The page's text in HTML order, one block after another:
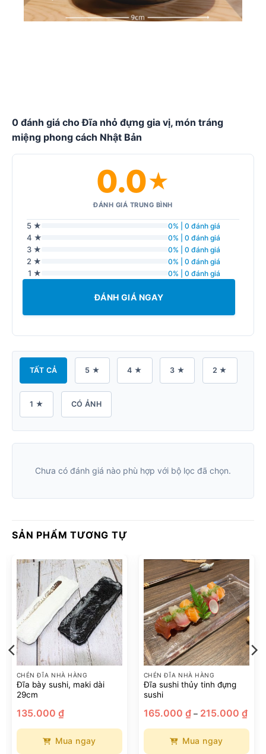
0 đánh giá cho Đĩa nhỏ đựng gia vị, món tráng
miệng phong cách Nhật Bản
0.0★
ĐÁNH GIÁ TRUNG BÌNH
5 ★ 0% | 0 đánh giá
4 ★ 0% | 0 đánh giá
3 ★ 0% | 0 đánh giá
2 ★ 0% | 0 đánh giá
1 ★ 0% | 0 đánh giá
ĐÁNH GIÁ NGAY
TẤT CẢ 5 ★ 4 ★ 3 ★ 2 ★
1 ★ CÓ ẢNH
Chưa có đánh giá nào phù hợp với bộ lọc đã chọn.
SẢN PHẨM TƯƠNG TỰ
CHÉN ĐĨA NHÀ HÀNG
Đĩa bày sushi, maki dài
29cm
135.000 ₫
Mua ngay
CHÉN ĐĨA NHÀ HÀNG
Đĩa sushi thủy tinh đựng
sushi
165.000 ₫ – 215.000 ₫giá:
Mua ngay
₫